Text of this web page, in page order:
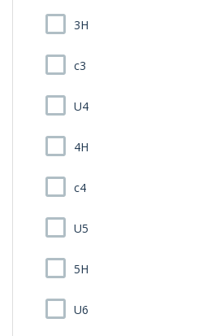
3H
c3
U4
4H
c4
U5
5H
U6